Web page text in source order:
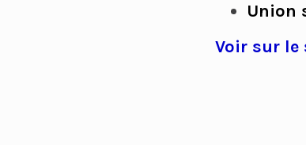
Union
Voir sur le